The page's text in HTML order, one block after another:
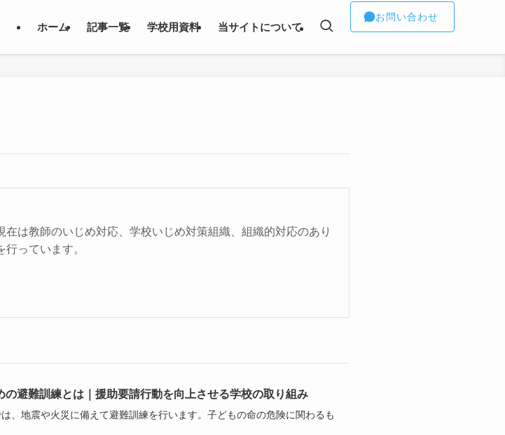
ホーム 記事一覧 学校用資料 当サイトについて
お問い合わせ
在は教師のいじめ対応、学校いじめ対策組織、組織的対応のあり
っています。
の避難訓練とは｜援助要請行動を向上させる学校の取り組み
、地震や火災に備えて避難訓練を行います。子どもの命の危険に関わるも